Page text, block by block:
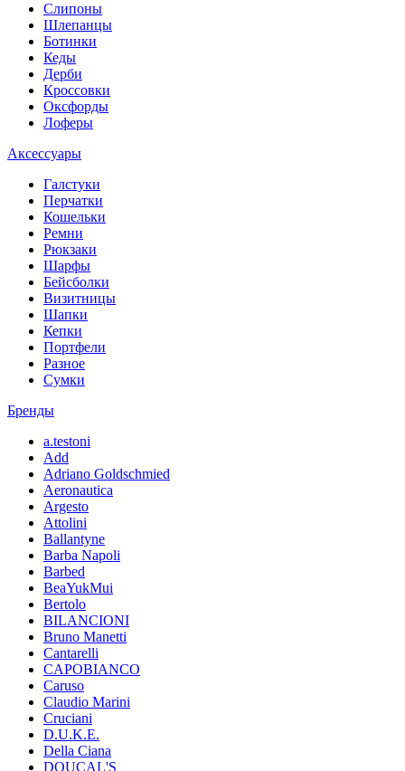
Слипоны
Шлепанцы
Ботинки
Кеды
Дерби
Кроссовки
Оксфорды
Лоферы
Аксессуары
Галстуки
Перчатки
Кошельки
Ремни
Рюкзаки
Шарфы
Бейсболки
Визитницы
Шапки
Кепки
Портфели
Разное
Сумки
Бренды
a.testoni
Add
Adriano Goldschmied
Aeronautica
Argesto
Attolini
Ballantyne
Barba Napoli
Barbed
BeaYukMui
Bertolo
BILANCIONI
Bruno Manetti
Cantarelli
CAPOBIANCO
Caruso
Claudio Marini
Cruciani
D.U.K.E.
Della Ciana
DOUCAL'S